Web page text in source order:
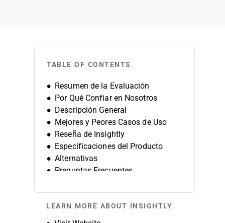
TABLE OF CONTENTS
Resumen de la Evaluación
Por Qué Confiar en Nosotros
Descripción General
Mejores y Peores Casos de Uso
Reseña de Insightly
Especificaciones del Producto
Alternativas
Preguntas Frecuentes
LEARN MORE ABOUT INSIGHTLY